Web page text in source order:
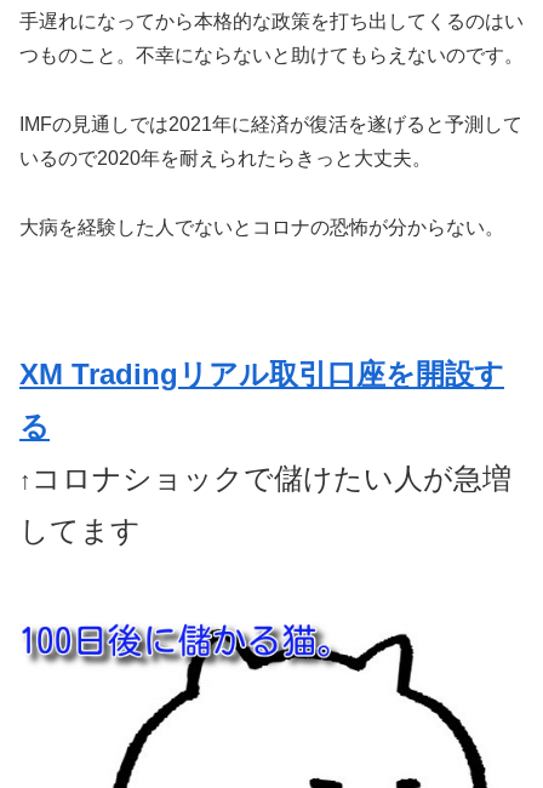
手遅れになってから本格的な政策を打ち出してくるのはい
つものこと。不幸にならないと助けてもらえないのです。
IMFの見通しでは2021年に経済が復活を遂げると予測して
いるので2020年を耐えられたらきっと大丈夫。
大病を経験した人でないとコロナの恐怖が分からない。
XM Tradingリアル取引口座を開設す
る
↑ コロナショックで儲けたい人が急増
してます